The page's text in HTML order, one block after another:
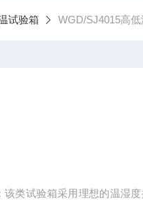
试验箱 WGD/SJ4015高
该类试验箱采用理想的温湿